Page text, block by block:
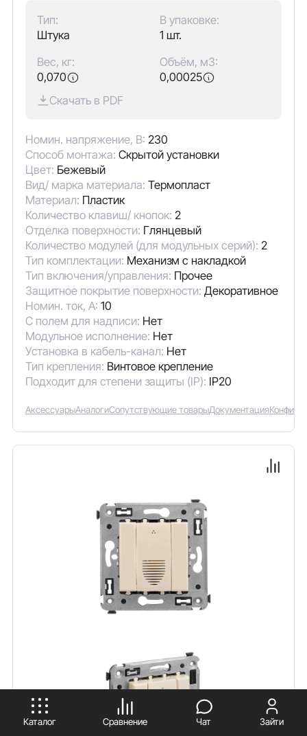
Тип:
Штука
В упаковке:
1 шт.
Вес, кг:
0,070
Объём, м3:
0,00025
Скачать в PDF
Номин. напряжение, В: 230
Способ монтажа: Скрытой установки
Цвет: Бежевый
Вид/ марка материала: Термопласт
Материал: Пластик
Количество клавиш/ кнопок: 2
Отделка поверхности: Глянцевый
Количество модулей (для модульных серий): 2
Тип комплектации: Механизм с накладкой
Тип включения/управления: Прочее
Защитное покрытие поверхности: Декоративное
Номин. ток, А: 10
С полем для надписи: Нет
Модульное исполнение: Нет
Установка в кабель-канал: Нет
Тип крепления: Винтовое крепление
Подходит для степени защиты (IP): IP20
АксессуарыАналогиСопутствующие товарыДокументация
Каталог Сравнение Чат Зайти
ПРИНИМАЮ